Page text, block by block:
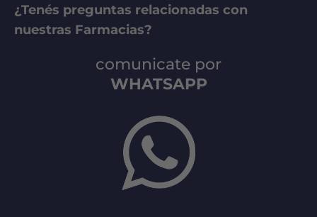
¿Tenés preguntas relacionadas con
nuestras Farmacias?
comunicate por
WHATSAPP